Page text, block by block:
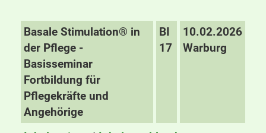
Basale Stimulation® in
der Pflege -
Basisseminar
Fortbildung für
Pflegekräfte und
Angehörige
BI
17
10.02.2026
Warburg